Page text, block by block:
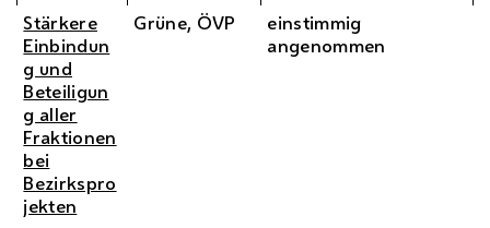
Stärkere
Einbindun
g und
Beteiligun
g aller
Fraktionen
bei
Bezirkspro
jekten
Grüne, ÖVP
einstimmig
angenommen